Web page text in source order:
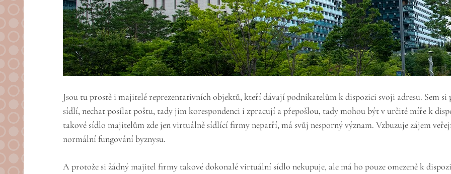
Jsou tu prostě i majitelé reprezentativních objektů, kteří dávají podnikatelům k dispozici svoji adresu. Sem
sídlí, nechat posílat poštu, tady jim korespondenci i zpracují a přepošlou, tady mohou být v určité míře k
takové sídlo majitelům zde jen virtuálně sídlící firmy nepatří, má svůj nesporný význam. Vzbuzuje zájem
normální fungování byznysu.
A protože si žádný majitel firmy takové dokonalé virtuální sídlo nekupuje, ale má ho pouze omezeně k